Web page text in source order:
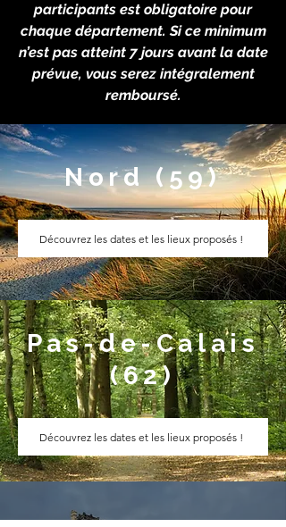
participants est obligatoire pour
chaque département. Si ce minimum
n’est pas atteint 7 jours avant la date
prévue, vous serez intégralement
remboursé.
Nord (59)
Découvrez les dates et les lieux proposés !
Pas-de-Calais
(62)
Découvrez les dates et les lieux proposés !